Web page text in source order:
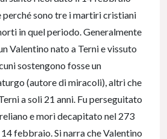
perché sono tre i martiri cristiani
in quel periodo. Generalmente
Valentino nato a Terni e vissuto
sostengono fosse un
(autore di miracoli), altri che
a soli 21 anni. Fu perseguitato
e morì decapitato nel 273
febbraio. Si narra che Valentino